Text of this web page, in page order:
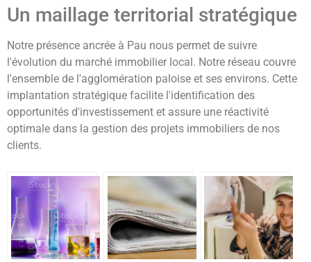
Un maillage territorial stratégique
Notre présence ancrée à Pau nous permet de suivre
l'évolution du marché immobilier local. Notre réseau couvre
l'ensemble de l'agglomération paloise et ses environs. Cette
implantation stratégique facilite l'identification des
opportunités d'investissement et assure une réactivité
optimale dans la gestion des projets immobiliers de nos
clients.